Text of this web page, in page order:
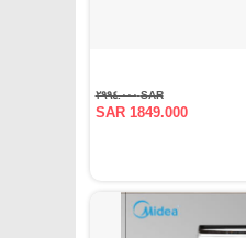
SAR ٢٩٩٤.٠٠٠
SAR 1849.000